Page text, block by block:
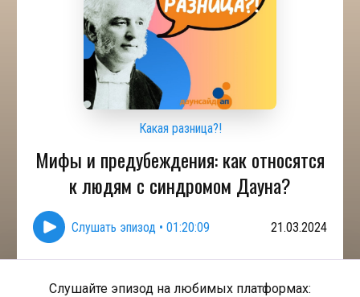
Какая разница?!
Мифы и предубеждения: как относятся
к людям с синдромом Дауна?
Слушать эпизод • 01:20:09 21.03.2024
Слушайте эпизод на любимых платформах: